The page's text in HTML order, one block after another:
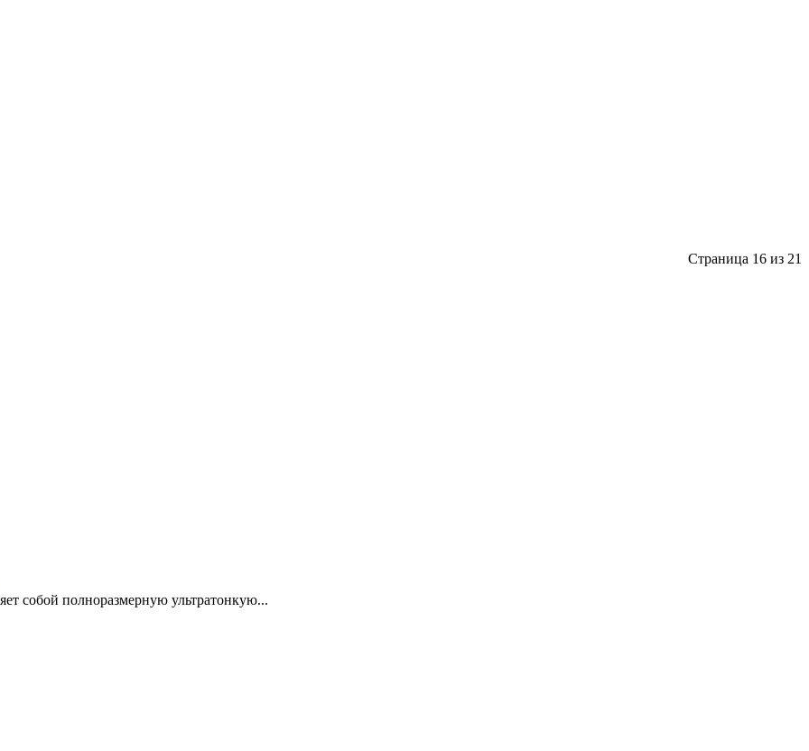
Страница 16 из 21
собой полноразмерную ультратонкую...